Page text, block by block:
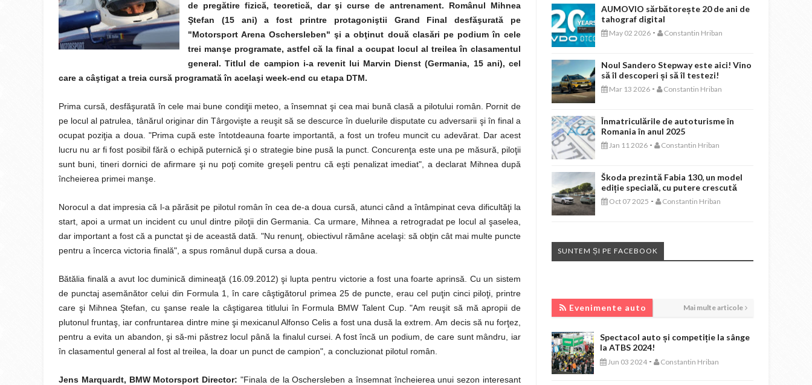
de pregătire fizică, teoretică, dar şi curse de antrenament. Românul Mihnea
Ştefan (15 ani) a fost printre protagoniştii Grand Final desfăşurată pe
"Motorsport Arena Oschersleben" şi a obţinut două clasări pe podium în cele
trei manşe programate, astfel că la final a ocupat locul al treilea în clasamentul
general. Titlul de campion i-a revenit lui Marvin Dienst (Germania, 15 ani), cel
care a câştigat a treia cursă programată în acelaşi week-end cu etapa DTM.
Prima cursă, desfăşurată în cele mai bune condiţii meteo, a însemnat şi cea mai bună clasă a pilotului român. Pornit de
pe locul al patrulea, tânărul originar din Târgovişte a reuşit să se descurce în duelurile disputate cu adversarii şi în final a
ocupat poziţia a doua. "Prima cupă este întotdeauna foarte importantă, a fost un trofeu muncit cu adevărat. Dar acest
lucru nu ar fi fost posibil fără o echipă puternică şi o strategie bine pusă la punct. Concurenţa este una pe măsură, piloţii
sunt buni, tineri dornici de afirmare şi nu poţi comite greşeli pentru că eşti penalizat imediat", a declarat Mihnea după
încheierea primei manşe.
Norocul a dat impresia că l-a părăsit pe pilotul român în cea de-a doua cursă, atunci când a întâmpinat ceva dificultăţi la
start, apoi a urmat un incident cu unul dintre piloţii din Germania. Ca urmare, Mihnea a retrogradat pe locul al şaselea,
dar important a fost că a punctat şi de această dată. "Nu renunţ, obiectivul rămâne acelaşi: să obţin cât mai multe puncte
pentru a încerca victoria finală", a spus românul după cursa a doua.
Bătălia finală a avut loc duminică dimineaţă (16.09.2012) şi lupta pentru victorie a fost una foarte aprinsă. Cu un sistem
de punctaj asemănător celui din Formula 1, în care câştigătorul primea 25 de puncte, erau cel puţin cinci piloţi, printre
care şi Mihnea Ştefan, cu şanse reale la câştigarea titlului în Formula BMW Talent Cup. "Am reuşit să mă apropii de
plutonul fruntaş, iar confruntarea dintre mine şi mexicanul Alfonso Celis a fost una dusă la extrem. Am decis să nu forţez,
pentru a evita un abandon, şi să-mi păstrez locul până la finalul cursei. A fost încă un podium, de care sunt mândru, iar
în clasamentul general al fost al treilea, la doar un punct de campion", a concluzionat pilotul român.
Jens Marquardt, BMW Motorsport Director: "Finala de la Oschersleben a însemnat încheierea unui sezon interesant
AUMOVIO sărbătorește 20 de ani de
tahograf digital
May 02 2026 - Constantin Hriban
Noul Sandero Stepway este aici! Vino
să îl descoperi și să îl testezi!
Mar 13 2026 - Constantin Hriban
Înmatriculările de autoturisme în
Romania în anul 2025
Jan 11 2026 - Constantin Hriban
Škoda prezintă Fabia 130, un model
ediție specială, cu putere crescută
Oct 07 2025 - Constantin Hriban
SUNTEM ȘI PE FACEBOOK
Evenimente auto Mai multe articole
Spectacol auto și competiție la sânge
la ATBS 2024!
Jun 03 2024 - Constantin Hriban